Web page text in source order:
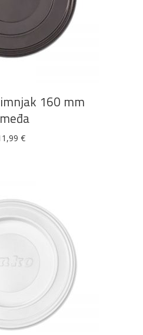
KOŠARICU
160 mm
€
KOŠARICU